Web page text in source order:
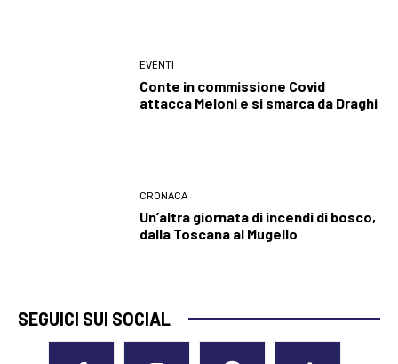
EVENTI
Conte in commissione Covid
attacca Meloni e si smarca da Draghi
CRONACA
Un’altra giornata di incendi di bosco,
dalla Toscana al Mugello
SEGUICI SUI SOCIAL